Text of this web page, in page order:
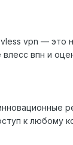
vpn — это
впн и
к любому